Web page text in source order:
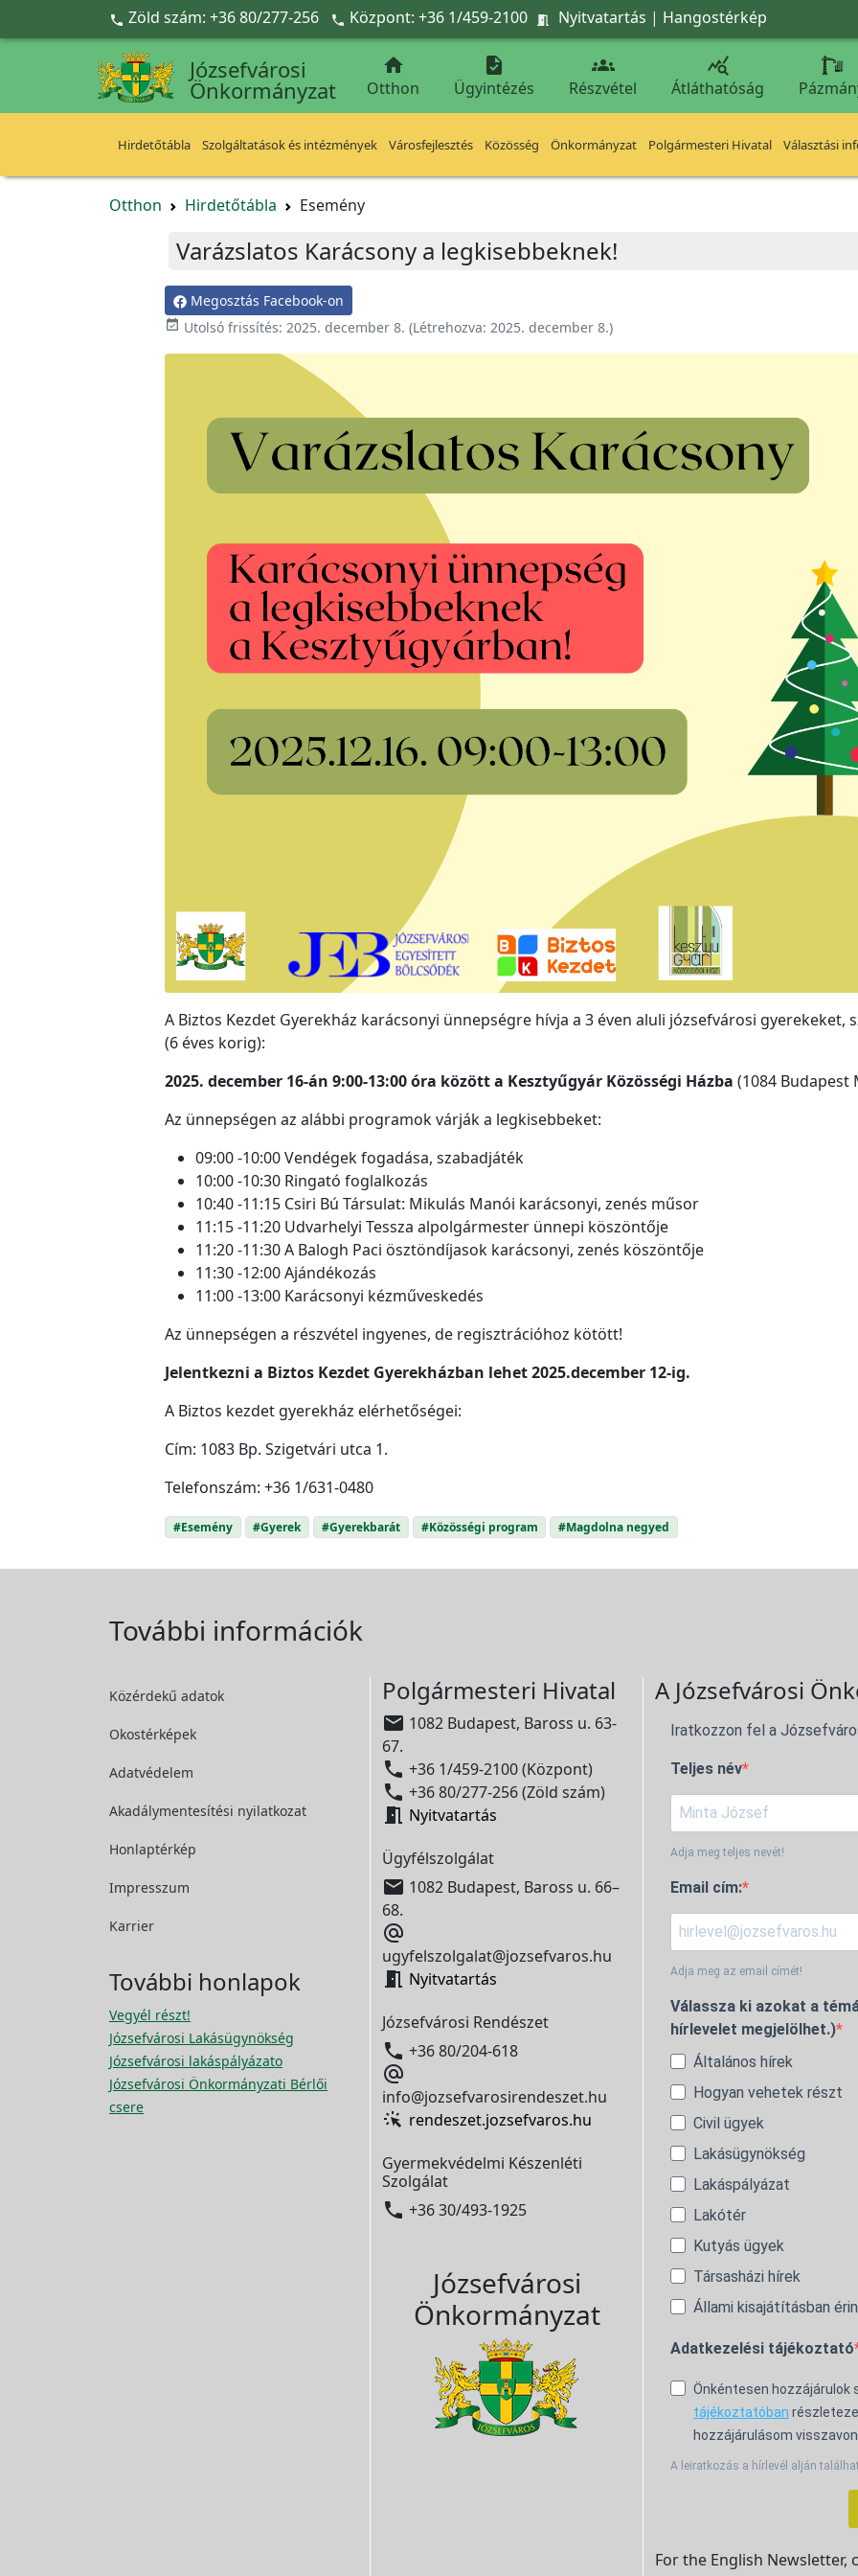
Ugrás a fő tartalomra
 Zöld szám: +36 80/277-256  Központ: +36 1/459-2100  Nyitvatartás | Hangostérkép
Józsefvárosi
Önkormányzat

Otthon

Ügyintézés

Részvétel

Átláthatóság
Hirdetőtábla Szolgáltatások és intézmények Városfejlesztés Közösség Önkormányzat Polgármesteri Hivatal Választási
Otthon Hirdetőtábla Esemény
Varázslatos Karácsony a legkisebbeknek!
Megosztás Facebook-on
 Utolsó frissítés: 2025. december 8. (Létrehozva: 2025. december 8.)
A Biztos Kezdet Gyerekház karácsonyi ünnepségre hívja a 3 éven aluli józsefvárosi
(6 éves korig):
2025. december 16-án 9:00-13:00 óra között a Kesztyűgyár Közösségi Házba (1084 Budapest
Az ünnepségen az alábbi programok várják a legkisebbeket:
09:00 -10:00 Vendégek fogadása, szabadjáték
10:00 -10:30 Ringató foglalkozás
10:40 -11:15 Csiri Bú Társulat: Mikulás Manói karácsonyi, zenés műsor
11:15 -11:20 Udvarhelyi Tessza alpolgármester ünnepi köszöntője
11:20 -11:30 A Balogh Paci ösztöndíjasok karácsonyi, zenés köszöntője
11:30 -12:00 Ajándékozás
11:00 -13:00 Karácsonyi kézműveskedés
Az ünnepségen a részvétel ingyenes, de regisztrációhoz kötött!
Jelentkezni a Biztos Kezdet Gyerekházban lehet 2025.december 12-ig.
A Biztos kezdet gyerekház elérhetőségei:
Cím: 1083 Bp. Szigetvári utca 1.
Telefonszám: +36 1/631-0480
#Esemény #Gyerek #Gyerekbarát #Közösségi program #Magdolna negyed
További információk
Közérdekű adatok
Okostérképek
Adatvédelem
Akadálymentesítési nyilatkozat
Honlaptérkép
Impresszum
Karrier
További honlapok
Vegyél részt!
Józsefvárosi Lakásügynökség
Józsefvárosi lakáspályázato
Józsefvárosi Önkormányzati Bérlői
csere
Polgármesteri Hivatal
 1082 Budapest, Baross u. 63-
67.
 +36 1/459-2100 (Központ)
 +36 80/277-256 (Zöld szám)
 Nyitvatartás
Ügyfélszolgálat
 1082 Budapest, Baross u. 66–
68.

ugyfelszolgalat@jozsefvaros.hu
 Nyitvatartás
Józsefvárosi Rendészet
 +36 80/204-618

info@jozsefvarosirendeszet.hu
rendeszet.jozsefvaros.hu
Gyermekvédelmi Készenléti
Szolgálat
 +36 30/493-1925
Józsefvárosi
Önkormányzat
A Józsefvárosi
Iratkozzon fel a
Teljes név
Adja meg teljes nevét!
Email cím:
Adja meg az email címét!
Válassza ki azokat a
hírlevelet megjelölhet.)
Általános hírek
Hogyan vehetek részt
Civil ügyek
Lakásügynökség
Lakáspályázat
Lakótér
Kutyás ügyek
Társasházi hírek
Állami kisajátításban
Adatkezelési tájékoztató
Önkéntesen hozzájárulok
tájékoztatóban
hozzájárulásom
A leiratkozás a hírlevél alján
For the English Newsletter,